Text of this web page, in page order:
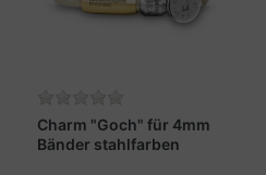
Charm "Goch" für 4mm
Bänder stahlfarben